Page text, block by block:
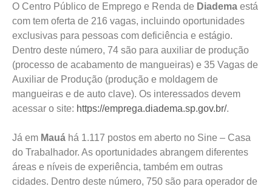
O Centro Público de Emprego e Renda de Diadema está
com tem oferta de 216 vagas, incluindo oportunidades
exclusivas para pessoas com deficiência e estágio.
Dentro deste número, 74 são para auxiliar de produção
(processo de acabamento de mangueiras) e 35 Vagas de
Auxiliar de Produção (produção e moldagem de
mangueiras e de auto clave). Os interessados devem
acessar o site: https://emprega.diadema.sp.gov.br/.
Já em Mauá há 1.117 postos em aberto no Sine – Casa
do Trabalhador. As oportunidades abrangem diferentes
áreas e níveis de experiência, também em outras
cidades. Dentro deste número, 750 são para operador de